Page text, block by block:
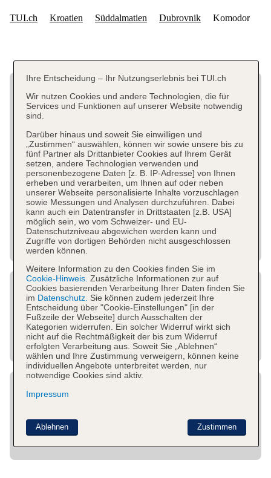
Ihre Entscheidung – Ihr Nutzungserlebnis bei TUI.ch
Wir nutzen Cookies und andere Technologien, die für
Services und Funktionen auf unserer Website notwendig
sind.
Darüber hinaus und soweit Sie einwilligen und
„Zustimmen“ auswählen, können wir sowie unsere bis zu
fünf Partner als Drittanbieter Cookies auf Ihrem Gerät
setzen, andere Technologien verwenden und
personenbezogene Daten [z. B. IP-Adresse] von Ihnen
erheben und verarbeiten, um Ihnen auf oder neben
unserer Webseite personalisierte Inhalte vorzuschlagen
sowie Messungen und Analysen durchzuführen. Dabei
kann auch ein Datentransfer in Drittstaaten [z.B. USA]
möglich sein, wo vom Schweizer- und EU-
Datenschutzniveau abgewichen werden kann und
Zugriffe von dortigen Behörden nicht ausgeschlossen
werden können.
Weitere Information zu den Cookies finden Sie im
Cookie-Hinweis. Zusätzliche Informationen zur auf
Cookies basierenden Verarbeitung Ihrer Daten finden Sie
im Datenschutz. Sie können zudem jederzeit Ihre
Entscheidung über "Cookie-Einstellungen" [in der
Fußzeile der Webseite] durch Ausschalten der
Kategorien widerrufen. Ein solcher Widerruf wirkt sich
nicht auf die Rechtmäßigkeit der bis zum Widerruf
erfolgten Verarbeitung aus. Soweit Sie „Ablehnen“
wählen und Ihre Zustimmung verweigern, können keine
individuellen Angebote unterbreitet werden, nur
notwendige Cookies sind aktiv.
Impressum
Zustimmen
Ablehnen